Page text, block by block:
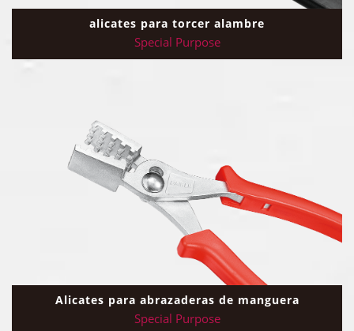
alicates para torcer alambre
Special Purpose
Alicates para abrazaderas de manguera
Special Purpose